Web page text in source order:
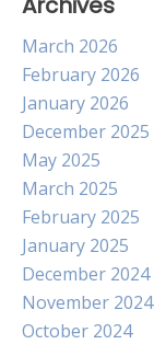
March 2026
February 2026
January 2026
December 2025
May 2025
March 2025
February 2025
January 2025
December 2024
November 2024
October 2024